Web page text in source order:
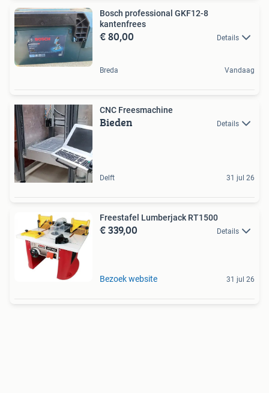
Bosch professional GKF12-8
kantenfrees
€ 80,00 Details
Breda Vandaag
CNC Freesmachine
Bieden Details
Delft 31 jul 26
Freestafel Lumberjack RT1500
€ 339,00 Details
Bezoek website 31 jul 26